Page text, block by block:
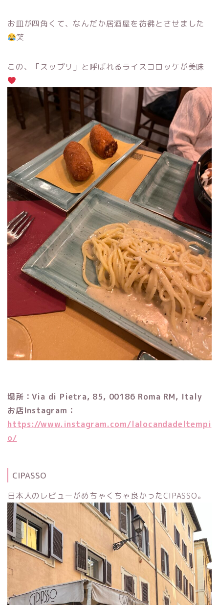
お皿が四角くて、なんだか居酒屋を彷彿とさせました
笑
この、「スップリ」と呼ばれるライスコロッケが美味
場所：Via di Pietra, 85, 00186 Roma RM, Italy
お店Instagram：
https://www.instagram.com/lalocandadeltempi
o/
CIPASSO
日本人のレビューがめちゃくちゃ良かったCIPASSO。